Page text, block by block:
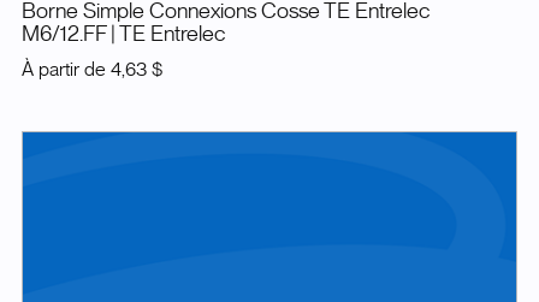
Borne Simple Connexions Cosse TE Entrelec
M6/12.FF
| TE Entrelec
À partir de 4,63 $